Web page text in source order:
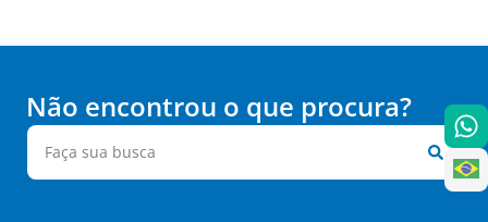
Não encontrou o que procura?